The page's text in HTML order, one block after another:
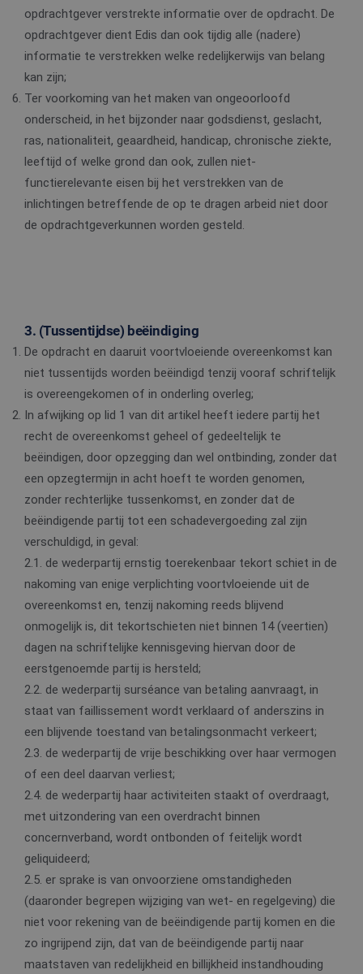
opdrachtgever verstrekte informatie over de opdracht. De
opdrachtgever dient Edis dan ook tijdig alle (nadere)
informatie te verstrekken welke redelijkerwijs van belang
kan zijn;
Ter voorkoming van het maken van ongeoorloofd
onderscheid, in het bijzonder naar godsdienst, geslacht,
ras, nationaliteit, geaardheid, handicap, chronische ziekte,
leeftijd of welke grond dan ook, zullen niet-
functierelevante eisen bij het verstrekken van de
inlichtingen betreffende de op te dragen arbeid niet door
de opdrachtgeverkunnen worden gesteld.
3. (Tussentijdse) beëindiging
De opdracht en daaruit voortvloeiende overeenkomst kan
niet tussentijds worden beëindigd tenzij vooraf schriftelijk
is overeengekomen of in onderling overleg;
In afwijking op lid 1 van dit artikel heeft iedere partij het
recht de overeenkomst geheel of gedeeltelijk te
beëindigen, door opzegging dan wel ontbinding, zonder dat
een opzegtermijn in acht hoeft te worden genomen,
zonder rechterlijke tussenkomst, en zonder dat de
beëindigende partij tot een schadevergoeding zal zijn
verschuldigd, in geval:
2.1. de wederpartij ernstig toerekenbaar tekort schiet in de
nakoming van enige verplichting voortvloeiende uit de
overeenkomst en, tenzij nakoming reeds blijvend
onmogelijk is, dit tekortschieten niet binnen 14 (veertien)
dagen na schriftelijke kennisgeving hiervan door de
eerstgenoemde partij is hersteld;
2.2. de wederpartij surséance van betaling aanvraagt, in
staat van faillissement wordt verklaard of anderszins in
een blijvende toestand van betalingsonmacht verkeert;
2.3. de wederpartij de vrije beschikking over haar vermogen
of een deel daarvan verliest;
2.4. de wederpartij haar activiteiten staakt of overdraagt,
met uitzondering van een overdracht binnen
concernverband, wordt ontbonden of feitelijk wordt
geliquideerd;
2.5. er sprake is van onvoorziene omstandigheden
(daaronder begrepen wijziging van wet- en regelgeving) die
niet voor rekening van de beëindigende partij komen en die
zo ingrijpend zijn, dat van de beëindigende partij naar
maatstaven van redelijkheid en billijkheid instandhouding